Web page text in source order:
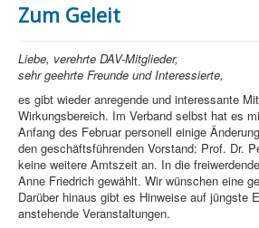
Zum Geleit
Liebe, verehrte DAV-Mitglieder,
sehr geehrte Freunde und Interessierte,
es gibt wieder anregende und interessante
Wirkungsbereich. Im Verband selbst hat es
Anfang des Februar personell einige
den geschäftsführenden Vorstand: Prof. Dr.
keine weitere Amtszeit an. In die
Anne Friedrich gewählt. Wir wünschen eine
Darüber hinaus gibt es Hinweise auf jüngste
anstehende Veranstaltungen.